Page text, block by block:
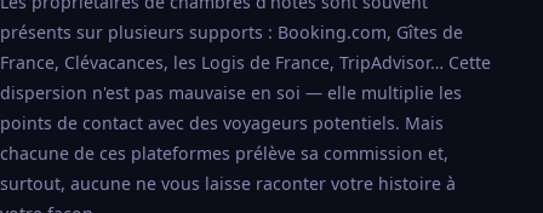
présents sur plusieurs supports : Booking.com, Gîtes de
France, Clévacances, les Logis de France, TripAdvisor… Cette
dispersion n'est pas mauvaise en soi — elle multiplie les
points de contact avec des voyageurs potentiels. Mais
chacune de ces plateformes prélève sa commission et,
surtout, aucune ne vous laisse raconter votre histoire à